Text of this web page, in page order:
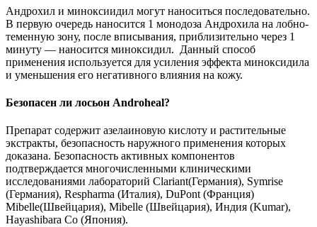
Андрохил и миноксиидил могут наноситься последовательно.
В первую очередь наносится 1 монодоза Андрохила на лобно-
теменную зону, после вписывания, приблизительно через 1
минуту — наносится миноксидил. Данный способ
применения используется для усиления эффекта миноксидила
и уменьшения его негативного влияния на кожу.
Безопасен ли лосьон Androheal?
Препарат содержит азелаиновую кислоту и растительные
экстракты, безопасность наружного применения которых
доказана. Безопасность активных компонентов
подтверждается многочисленными клиническими
исследованиями лабораторий Clariant(Германия), Symrise
(Германия), Respharma (Италия), DuPont (Франция)
Mibelle(Швейцария), Mibelle (Швейцария), Индия (Kumar),
Hayashibara Co (Япония).